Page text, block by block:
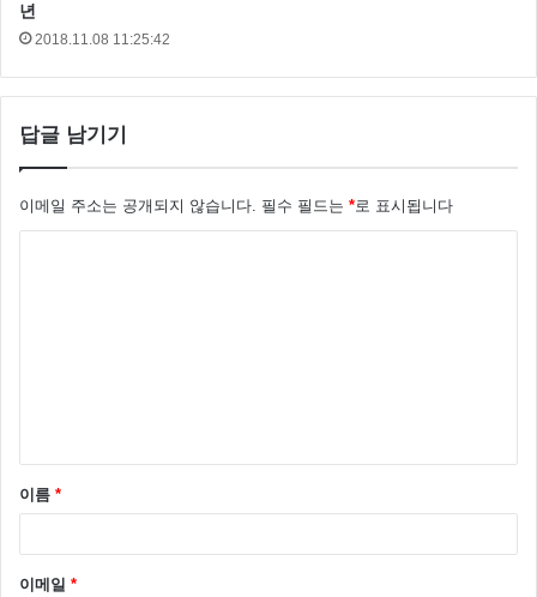
년
2018.11.08 11:25:42
답글 남기기
이메일 주소는 공개되지 않습니다. 필수 필드는 *로 표시됩니다
이름 *
이메일 *